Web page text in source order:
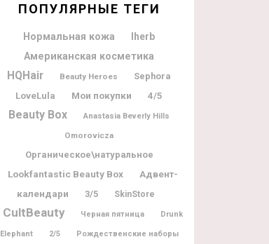
ПОПУЛЯРНЫЕ ТЕГИ
Нормальная кожа
Iherb
Американская косметика
HQHair Beauty Heroes
Sephora
LoveLula
Мои покупки 4/5
Beauty Box Anastasia Beverly Hills
Omorovicza
Органическое\натуральное
Lookfantastic Beauty Box
Адвент-
календари
3/5 SkinStore
CultBeauty Черная пятница Drunk
Elephant 2/5 Рождественские наборы